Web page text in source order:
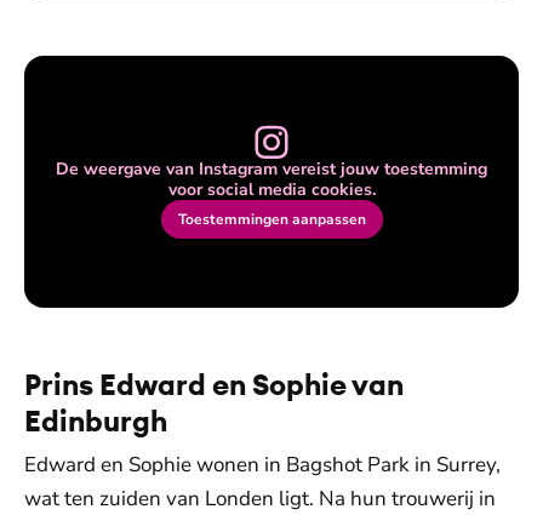
De weergave van Instagram vereist jouw toestemming
voor social media cookies.
Toestemmingen aanpassen
Prins Edward en Sophie van
Edinburgh
Edward en Sophie wonen in Bagshot Park in Surrey,
wat ten zuiden van Londen ligt. Na hun trouwerij in